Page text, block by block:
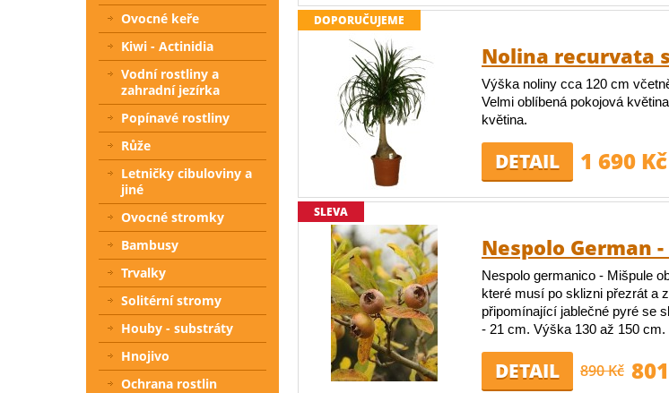
DOPORUČUJEME
Nolina recurvata
Výška noliny cca 120 cm
Velmi oblíbená pokojová
květina.
DETAIL 1 690 Kč
SLEVA
Nespolo German
Nespolo germanico - Mišpule
které musí po sklizni přezrát a
připomínající jablečné pyré se
- 21 cm. Výška 130 až 150 cm.
DETAIL 890 Kč
Ovocné keře
Kiwi - Actinidia
Vodní rostliny a
zahradní jezírka
Popínavé rostliny
Růže
Letničky cibuloviny a
jiné
Ovocné stromky
Bambusy
Trvalky
Solitérní stromy
Houby - substráty
Hnojivo
Ochrana rostlin